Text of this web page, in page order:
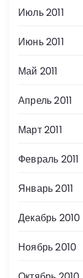
Июль 2011
Июнь 2011
Май 2011
Апрель 2011
Март 2011
Февраль 2011
Январь 2011
Декабрь 2010
Ноябрь 2010